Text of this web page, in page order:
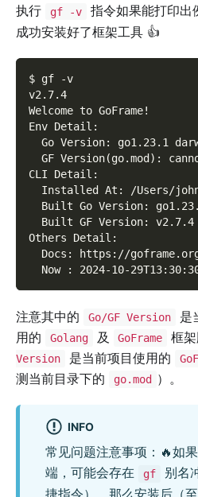
执行 gf -v
指令如果能打印出
成功安装好了框架工具 👍
$ gf -v
v2.7.4
Welcome to GoFrame!
Env Detail:
Go Version: go1.23.1
GF Version(go.mod):
CLI Detail:
Installed At: /Users/
Built Go Version:
  Built GF Version: v2.7.4
Others Detail:
Docs: https://
Now : 2024-10-
注意其中的 Go/GF Version
是
用的
Golang 及 GoFrame 框
Version
是当前项目使用的
测当前目录下的
go.mod ）。
INFO
常见问题注意事项：🔥如
端，可能会存在
gf 别名
捷指令），那么安装后（